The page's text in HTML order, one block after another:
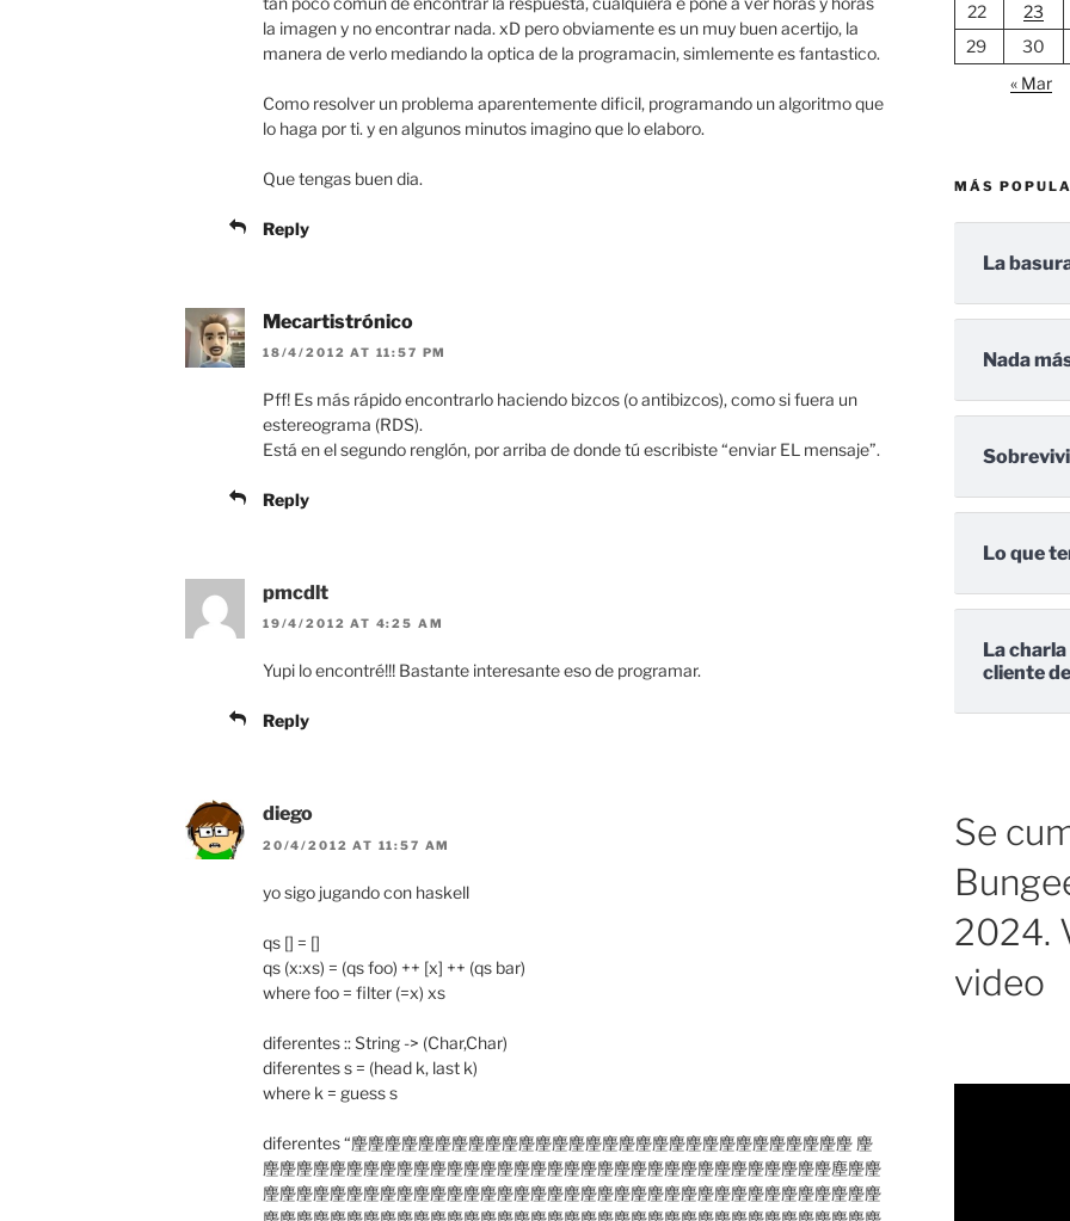
la imagen y no encontrar nada. xD pero obviamente es un muy buen acertijo, la
manera de verlo mediando la optica de la programacin, simlemente es fantastico.
Como resolver un problema aparentemente dificil, programando un algoritmo que
lo haga por ti. y en algunos minutos imagino que lo elaboro.
Que tengas buen dia.
Reply
Mecartistrónico
18/4/2012 AT 11:57 PM
Pff! Es más rápido encontrarlo haciendo bizcos (o antibizcos), como si fuera un
estereograma (RDS).
Está en el segundo renglón, por arriba de donde tú escribiste “enviar EL mensaje”.
Reply
pmcdlt
19/4/2012 AT 4:25 AM
Yupi lo encontré!!! Bastante interesante eso de programar.
Reply
diego
20/4/2012 AT 11:57 AM
yo sigo jugando con haskell
qs [] = []
qs (x:xs) = (qs foo) ++ [x] ++ (qs bar)
where foo = filter (=x) xs
diferentes :: String -> (Char,Char)
diferentes s = (head k, last k)
where k = guess s
diferentes “麈麈麈麈麈麈麈麈麈麈麈麈麈麈麈麈麈麈麈麈麈麈麈麈麈麈麈麈麈麈 麈
麈麈麈麈麈麈麈麈麈麈麈麈麈麈麈麈麈麈麈麈麈麈麈麈麈麈麈麈麈麈麈麈麈麈塵麈麈
麈麈麈麈麈麈麈麈麈麈麈麈麈麈麈麈麈麈麈麈麈麈麈麈麈麈麈麈麈麈麈麈麈麈麈麈麈
22
23
29
30
« Mar
MÁS
La
Nada
Lo que
La
cliente
Se
2024.
video